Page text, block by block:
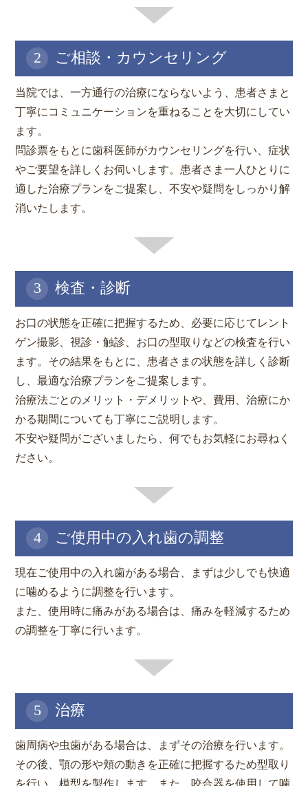
2 ご相談・カウンセリング
当院では、一方通行の治療にならないよう、患者さまと
丁寧にコミュニケーションを重ねることを大切にしてい
ます。
問診票をもとに歯科医師がカウンセリングを行い、症状
やご要望を詳しくお伺いします。患者さま一人ひとりに
適した治療プランをご提案し、不安や疑問をしっかり解
消いたします。
3 検査・診断
お口の状態を正確に把握するため、必要に応じてレント
ゲン撮影、視診・触診、お口の型取りなどの検査を行い
ます。その結果をもとに、患者さまの状態を詳しく診断
し、最適な治療プランをご提案します。
治療法ごとのメリット・デメリットや、費用、治療にか
かる期間についても丁寧にご説明します。
不安や疑問がございましたら、何でもお気軽にお尋ねく
ださい。
4 ご使用中の入れ歯の調整
現在ご使用中の入れ歯がある場合、まずは少しでも快適
に噛めるように調整を行います。
また、使用時に痛みがある場合は、痛みを軽減するため
の調整を丁寧に行います。
5 治療
歯周病や虫歯がある場合は、まずその治療を行います。
その後、顎の形や頬の動きを正確に把握するため型取り
を行い、模型を製作します。また、咬合器を使用して噛